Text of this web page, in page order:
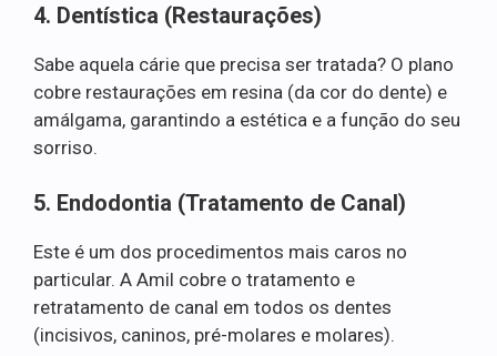
4. Dentística (Restaurações)
Sabe aquela cárie que precisa ser tratada? O plano
cobre restaurações em resina (da cor do dente) e
amálgama, garantindo a estética e a função do seu
sorriso.
5. Endodontia (Tratamento de Canal)
Este é um dos procedimentos mais caros no
particular. A Amil cobre o tratamento e
retratamento de canal em todos os dentes
(incisivos, caninos, pré-molares e molares).